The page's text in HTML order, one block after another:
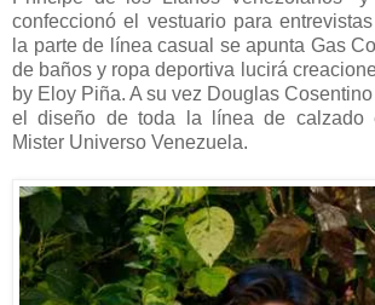
confeccionó el vestuario para
la parte de línea casual se apunta Gas
de baños y ropa deportiva lucirá
by Eloy Piña. A su vez Douglas
el diseño de toda la línea de calzado
Mister Universo Venezuela.